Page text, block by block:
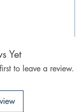
Yet
to leave a review.